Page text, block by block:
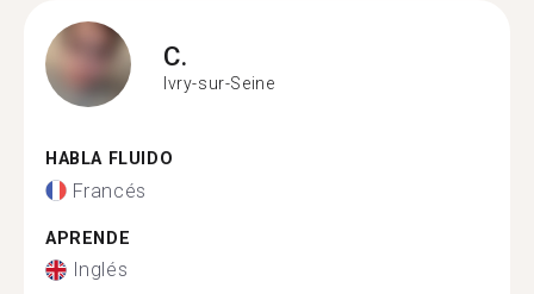
C.
Ivry-sur-Seine
HABLA FLUIDO
Francés
APRENDE
Inglés